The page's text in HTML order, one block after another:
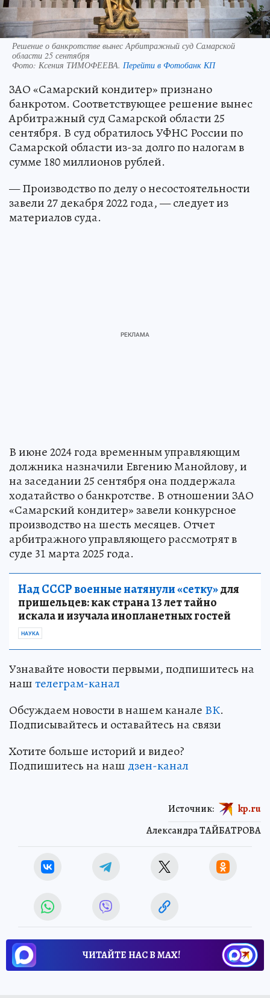
Решение о банкротстве вынес Арбитражный суд Самарской
области 25 сентября
Фото: Ксения ТИМОФЕЕВА. Перейти в Фотобанк КП
ЗАО «Самарский кондитер» признано
банкротом. Соответствующее решение вынес
Арбитражный суд Самарской области 25
сентября. В суд обратилось УФНС России по
Самарской области из-за долго по налогам в
сумме 180 миллионов рублей.
— Производство по делу о несостоятельности
завели 27 декабря 2022 года, — следует из
материалов суда.
В июне 2024 года временным управляющим
должника назначили Евгению Манойлову, и
на заседании 25 сентября она поддержала
ходатайство о банкротстве. В отношении ЗАО
«Самарский кондитер» завели конкурсное
производство на шесть месяцев. Отчет
арбитражного управляющего рассмотрят в
суде 31 марта 2025 года.
Над СССР военные натянули «сетку»для
пришельцев: как страна 13 лет тайно
искала и изучала инопланетных гостей
НАУКА
Узнавайте новости первыми, подпишитесь на
наштелеграм-канал
Обсуждаем новости в нашем канале ВК.
Подписывайтесь и оставайтесь на связи
Хотите больше историй и видео?
Подпишитесь на наш дзен-канал
Александра ТАЙБАТРОВА
Источник: kp.ru
ЧИТАЙТЕ НАС В МАХ!